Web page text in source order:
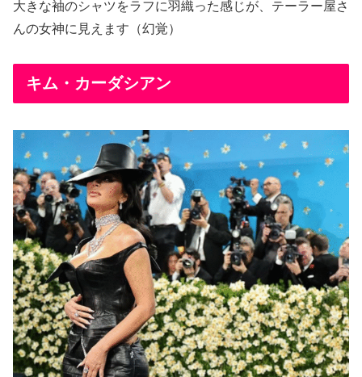
大きな袖のシャツをラフに羽織った感じが、テーラー屋さ
んの女神に見えます（幻覚）
キム・カーダシアン